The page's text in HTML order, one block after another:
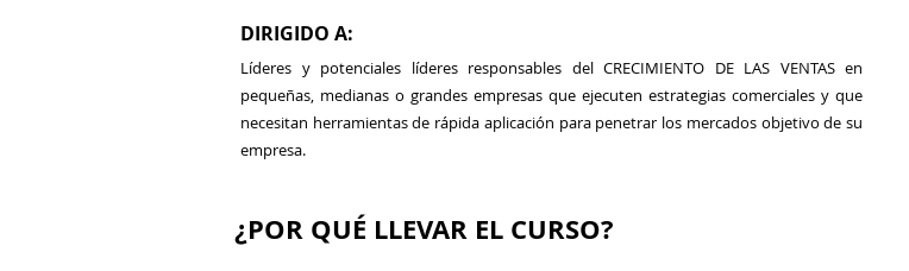
DIRIGIDO A:
Líderes y potenciales líderes responsables del CRECIMIENTO DE LAS VENTAS en
pequeñas, medianas o grandes empresas que ejecuten estrategias comerciales y que
necesitan herramientas de rápida aplicación para penetrar los mercados objetivo de su
empresa.
¿POR QUÉ LLEVAR EL CURSO?